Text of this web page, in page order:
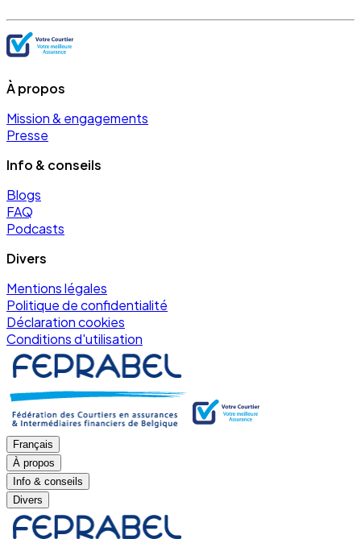
À propos
Mission & engagements
Presse
Info & conseils
Blogs
FAQ
Podcasts
Divers
Mentions légales
Politique de confidentialité
Déclaration cookies
Conditions d'utilisation
Français
À propos
Info & conseils
Divers